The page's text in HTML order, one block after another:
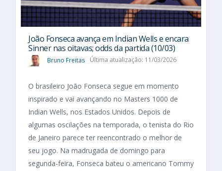
João Fonseca avança em Indian Wells e encara
Sinner nas oitavas; odds da partida (10/03)
Bruno Freitas Última atualização: 11/03/2026
O brasileiro João Fonseca segue em momento
inspirado e vai avançando no Masters 1000 de
Indian Wells, nos Estados Unidos. Depois de
algumas oscilações na temporada, o tenista do Rio
de Janeiro parece ter reencontrado o melhor de
seu jogo. Na madrugada de domingo para
segunda-feira, Fonseca bateu o americano Tommy